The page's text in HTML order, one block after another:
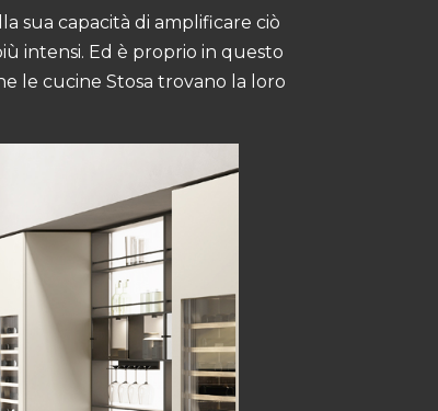
sua capacità di amplificare ciò
intensi. Ed è proprio in questo
le cucine Stosa trovano la loro